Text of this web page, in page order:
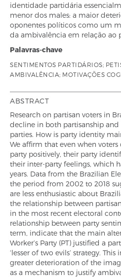
identidade partidária
menor dos males: a maior
oponentes políticos como um
da ambivalência em relação ao
Palavras-chave
SENTIMENTOS PARTIDÁRIOS;
AMBIVALÊNCIA; MOTIVAÇÕES
ABSTRACT
Research on partisan voters in
decline in both partisanship
parties. How is party identity
We affirm that even when
party positively, their party
their inter-party feelings, which
years. Data from the Brazilian
the period from 2002 to 2018
are less enthusiastic about
the relationship between
in the most recent electoral
relationship between party
term, indicate that the main
Worker’s Party (PT) justified a
‘lesser of two evils’ strategy.
greater deterioration of the
as a mechanism to justify